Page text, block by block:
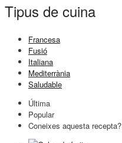
Tipus de cuina
Francesa
Fusió
Italiana
Mediterrània
Saludable
Última
Popular
Coneixes aquesta recepta?